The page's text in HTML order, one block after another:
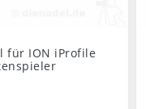
für ION iProfile